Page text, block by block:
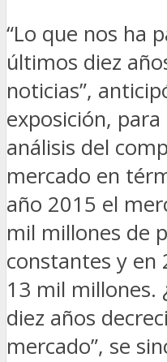
“Lo que nos ha
últimos diez
noticias”,
exposición,
análisis del
mercado en
año 2015 el
mil millones de
constantes y en
13 mil millones.
diez años
mercado”, se